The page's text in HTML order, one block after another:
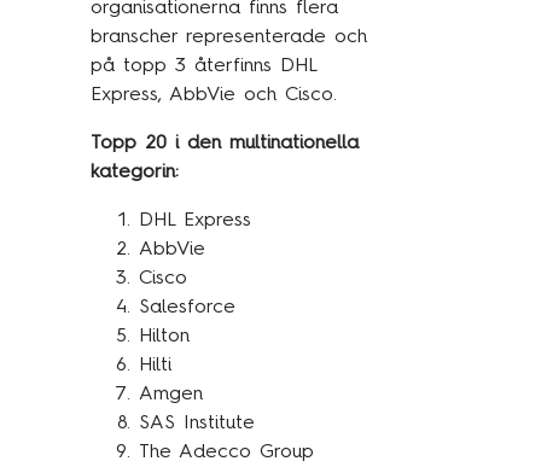
organisationerna finns flera
branscher representerade och
på topp 3 återfinns DHL
Express, AbbVie och Cisco.
Topp 20 i den multinationella
kategorin:
DHL Express
AbbVie
Cisco
Salesforce
Hilton
Hilti
Amgen
SAS Institute
The Adecco Group